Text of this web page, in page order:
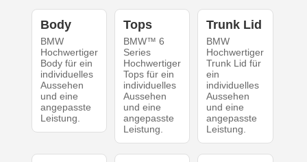
Body
BMW
Hochwertiger
Body für ein
individuelles
Aussehen
und eine
angepasste
Leistung.
Tops
BMW™ 6
Series
Hochwertiger
Tops für ein
individuelles
Aussehen
und eine
angepasste
Leistung.
Trunk Lid
BMW
Hochwertiger
Trunk Lid für
ein
individuelles
Aussehen
und eine
angepasste
Leistung.